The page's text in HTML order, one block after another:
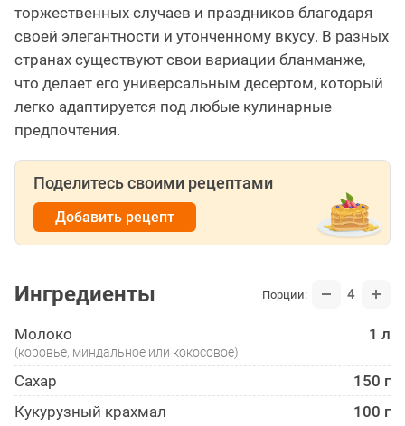
торжественных случаев и праздников благодаря
своей элегантности и утонченному вкусу. В разных
странах существуют свои вариации бланманже,
что делает его универсальным десертом, который
легко адаптируется под любые кулинарные
предпочтения.
Поделитесь своими рецептами
Добавить рецепт
Ингредиенты Порции: 4
Молоко 1 л
(коровье, миндальное или кокосовое)
Сахар
150 г
Кукурузный крахмал
100 г